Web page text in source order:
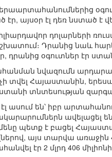
էր, այսօր էլ դեռ նստած է
դոլարների
Դրանից նաև
դրանից օգուտներ էր
նվազումն
չի տվել Հայաստանին,
տնտեսության
ասում են՝ իբր
ավելացել
պետք է բացել
այս տարվա առաջին
էր 2 մլրդ 406